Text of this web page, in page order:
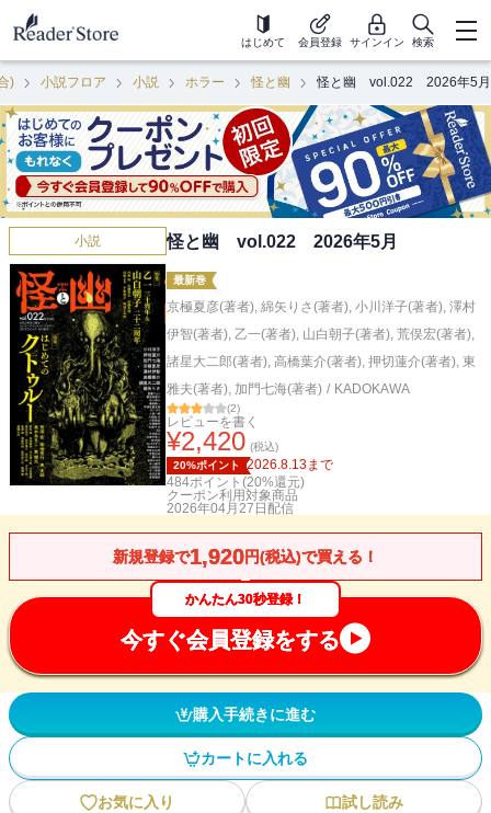
はじめて 会員登録 サインイン 検索
) 小説フロア 小説 ホラー 怪と幽 怪と幽 vol.022 2026年5月
小説 怪と幽 vol.022 2026年5月
最新巻
京極夏彦(著者), 綿矢りさ(著者), 小川洋子(著者), 澤村
伊智(著者), 乙一(著者), 山白朝子(著者), 荒俣宏(著者),
諸星大二郎(著者), 高橋葉介(著者), 押切蓮介(著者), 東
雅夫(著者), 加門七海(著者) / KADOKAWA
(2)
レビューを書く
¥2,420 (税込)
20%ポイント
2026.8.13まで
484ポイント(20%還元)
クーポン利用対象商品
2026年04月27日 配信
新規登録で1,920円(税込)で買える！
かんたん30秒登録！
今すぐ会員登録をする
購入手続きに進む
カートに入れる
お気に入り
試し読み